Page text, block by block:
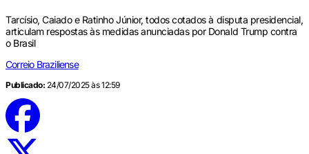
Tarcísio, Caiado e Ratinho Júnior, todos cotados à disputa presidencial,
articulam respostas às medidas anunciadas por Donald Trump contra
o Brasil
Correio Braziliense
Publicado: 24/07/2025 às 12:59